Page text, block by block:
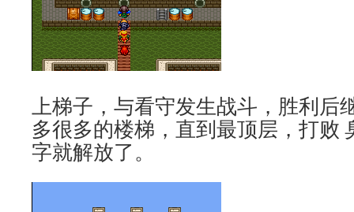
上梯子，与看守发生战斗，胜利后
多很多的楼梯，直到最顶层，打败
字就解放了。